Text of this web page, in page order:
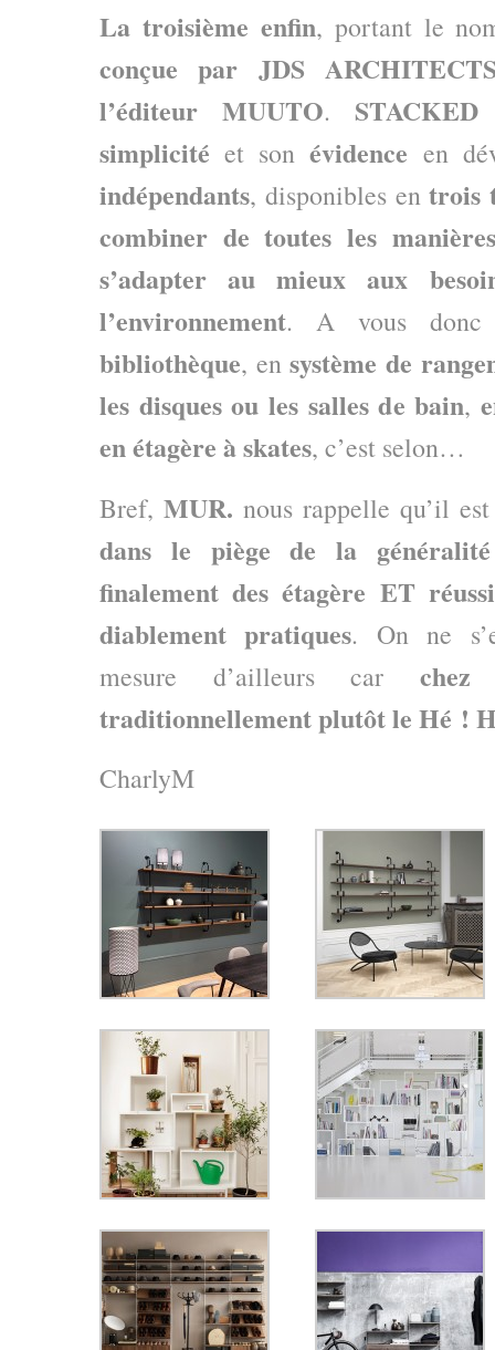
La troisième enfin, portant le
conçue par JDS
l’éditeur MUUTO. STACKED
simplicité et sonévidence en
indépendants, disponibles entrois
combiner de toutes les
s’adapter au mieux aux
l’environnement. A vous
bibliothèque, ensystème de
les disques ou les salles de bain,
en étagère à skates, c’est selon…
Bref, MUR. nous rappelle qu’il
dans le piège de la généralité
finalement des étagère ET
diablement pratiques. On ne
mesure d’ailleurs car
traditionnellement plutôt le Hé !
CharlyM